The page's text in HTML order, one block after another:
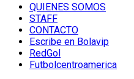
QUIENES SOMOS
STAFF
CONTACTO
Escribe en Bolavip
RedGol
Futbolcentroamerica